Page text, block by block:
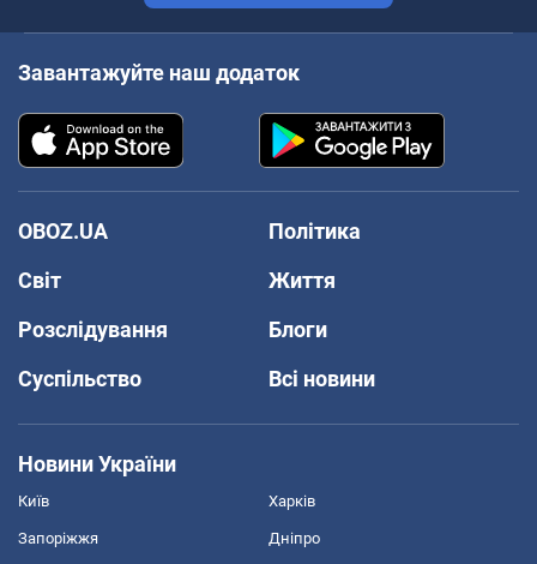
Завантажуйте наш додаток
OBOZ.UA
Політика
Світ
Життя
Розслідування
Блоги
Суспільство
Всі новини
Новини України
Київ Харків
Запоріжжя Дніпро